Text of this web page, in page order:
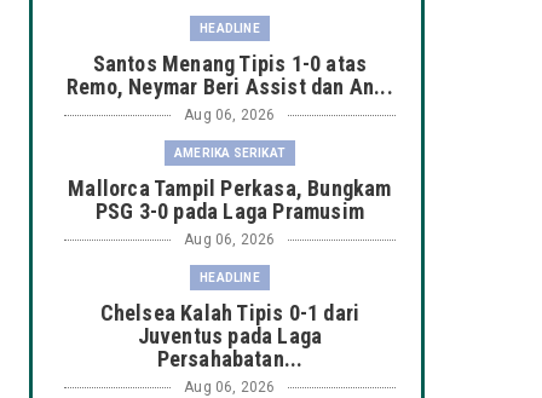
HEADLINE
Santos Menang Tipis 1-0 atas
Remo, Neymar Beri Assist dan An...
Aug 06, 2026
AMERIKA SERIKAT
Mallorca Tampil Perkasa, Bungkam
PSG 3-0 pada Laga Pramusim
Aug 06, 2026
HEADLINE
Chelsea Kalah Tipis 0-1 dari
Juventus pada Laga
Persahabatan...
Aug 06, 2026